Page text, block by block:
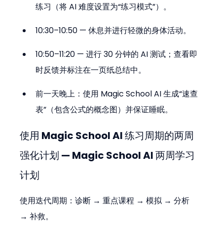
练习（将 AI 难度设置为“练习模式”）。
10:30–10:50 — 休息并进行轻微的身体活动。
10:50–11:20 — 进行 30 分钟的 AI 测试；查看即
时反馈并标注在一页纸总结中。
前一天晚上：使用 Magic School AI 生成“速查
表”（包含公式的概念图）并保证睡眠。
使用 Magic School AI 练习周期的两周
强化计划 — Magic School AI 两周学习
计划
使用迭代周期：诊断 → 重点课程 → 模拟 → 分析
→ 补救。